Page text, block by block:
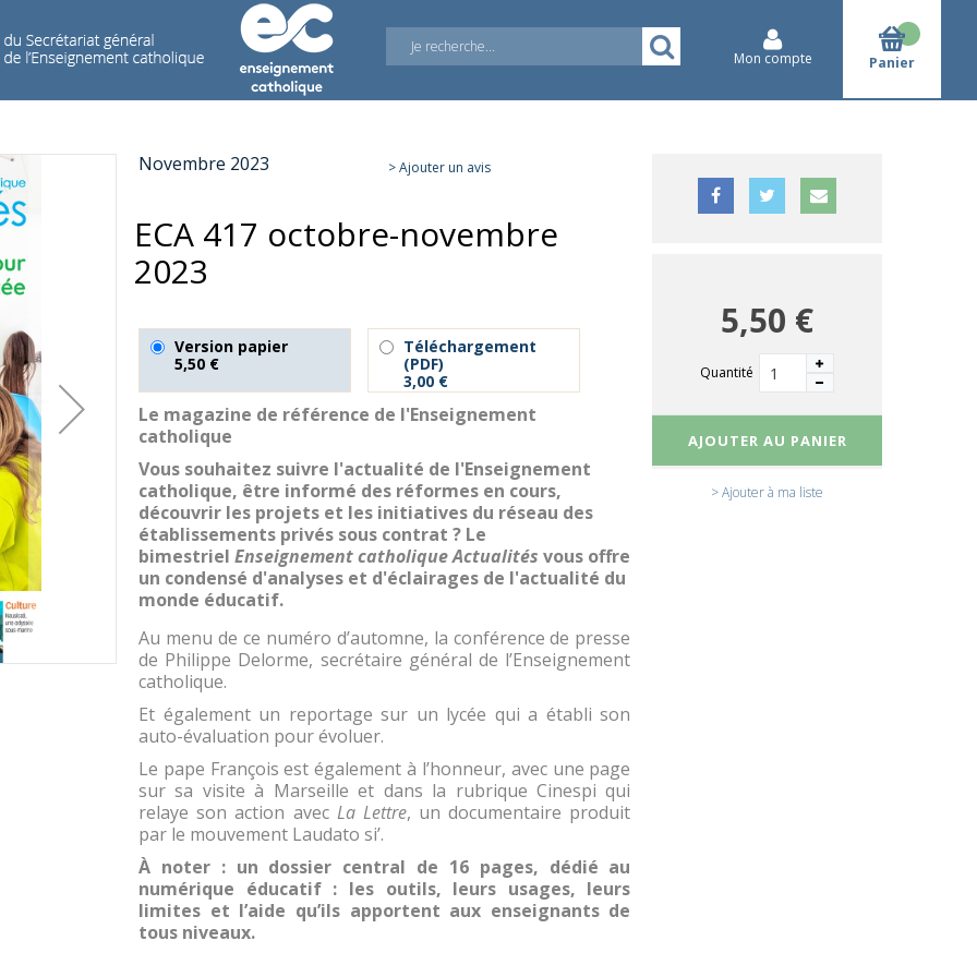
Mon compte Panier
Novembre 2023 > Ajouter un avis
ECA 417 octobre-novembre
2023
Version papier
5,50 €
Téléchargement
(PDF)
3,00 €
Le magazine de référence de l'Enseignement
catholique
Vous souhaitez suivre l'actualité de l'Enseignement
catholique, être informé des réformes en cours,
découvrir les projets et les initiatives du réseau des
établissements privés sous contrat ? Le
bimestriel Enseignement catholique Actualités vous offre
un condensé d'analyses et d'éclairages de l'actualité du
monde éducatif.
Au menu de ce numéro d’automne, la conférence de presse
de Philippe Delorme, secrétaire général de l’Enseignement
catholique.
Et également un reportage sur un lycée qui a établi son
auto-évaluation pour évoluer.
Le pape François est également à l’honneur, avec une page
sur sa visite à Marseille et dans la rubrique Cinespi qui
relaye son action avec La Lettre, un documentaire produit
par le mouvement Laudato si’.
À noter : un dossier central de 16 pages, dédié au
numérique éducatif : les outils, leurs usages, leurs
limites et l’aide qu’ils apportent aux enseignants de
tous niveaux.
5,50 €
Quantité
AJOUTER AU PANIER
> Ajouter à ma liste